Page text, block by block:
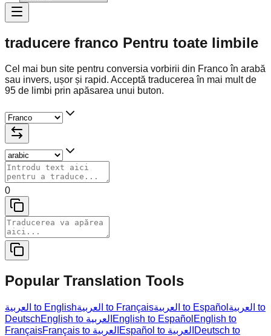
traducere franco Pentru toate limbile
Cel mai bun site pentru conversia vorbirii din Franco în arabă
sau invers, ușor și rapid. Acceptă traducerea în mai mult de
95 de limbi prin apăsarea unui buton.
0
Popular Translation Tools
العربية to English العربية to Français العربية to Español العربية to
Deutsch
English to العربية English to Español English to
Français
Français to العربية Español to العربية Deutsch to